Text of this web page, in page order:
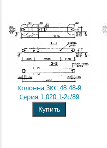
Колонна 3КС 48.48-9
Серия 1.020.1-2с/89
Купить